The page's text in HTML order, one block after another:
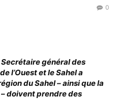
0
général des
l’Ouest et le Sahel a
du Sahel – ainsi que la
doivent prendre des